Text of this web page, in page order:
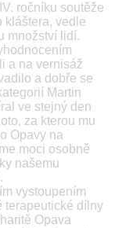
ročníku soutěže
kláštera, vedle
množství lidí.
a na vernisáž
a dobře se
Martin
ve stejný den
za kterou mu
Opavy na
moci osobně
našemu
vystoupením
terapeutické dílny
Opava